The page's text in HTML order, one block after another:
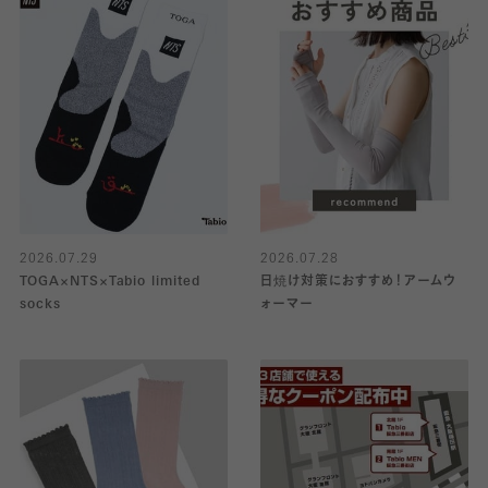
2026.07.29
TOGA×NTS×Tabio limited
socks
2026.07.28
日焼け対策におすすめ！アームウ
ォーマー